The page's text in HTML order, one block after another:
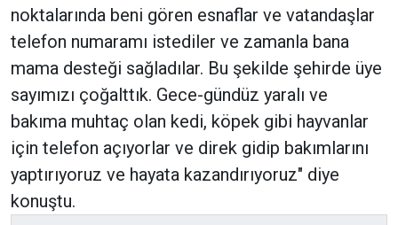
noktalarında beni gören esnaflar ve vatandaşlar
telefon numaramı istediler ve zamanla bana
mama desteği sağladılar. Bu şekilde şehirde üye
sayımızı çoğalttık. Gece-gündüz yaralı ve
bakıma muhtaç olan kedi, köpek gibi hayvanlar
için telefon açıyorlar ve direk gidip bakımlarını
yaptırıyoruz ve hayata kazandırıyoruz" diye
konuştu.